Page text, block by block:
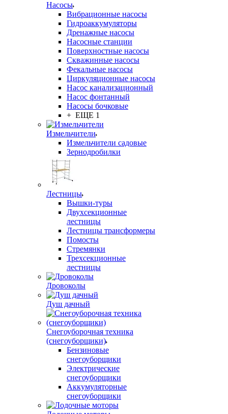
Насосы
Вибрационные насосы
Гидроаккумуляторы
Дренажные насосы
Насосные станции
Поверхностные насосы
Скважинные насосы
Фекальные насосы
Циркуляционные насосы
Насос канализационный
Насос фонтанный
Насосы бочковые
+ ЕЩЕ 1
Измельчители
Измельчители садовые
Зернодробилки
Лестницы
Вышки-туры
Двухсекционные
лестницы
Лестницы трансформеры
Помосты
Стремянки
Трехсекционные
лестницы
Дровоколы
Душ дачный
Снегоуборочная техника
(снегоуборщики)
Бензиновые
снегоуборщики
Электрические
снегоуборщики
Аккумуляторные
снегоуборщики